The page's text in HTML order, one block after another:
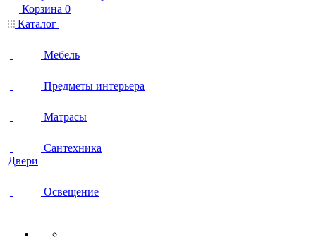
Корзина 0
Каталог
Мебель
Предметы интерьера
Матрасы
Сантехника
Двери
Освещение